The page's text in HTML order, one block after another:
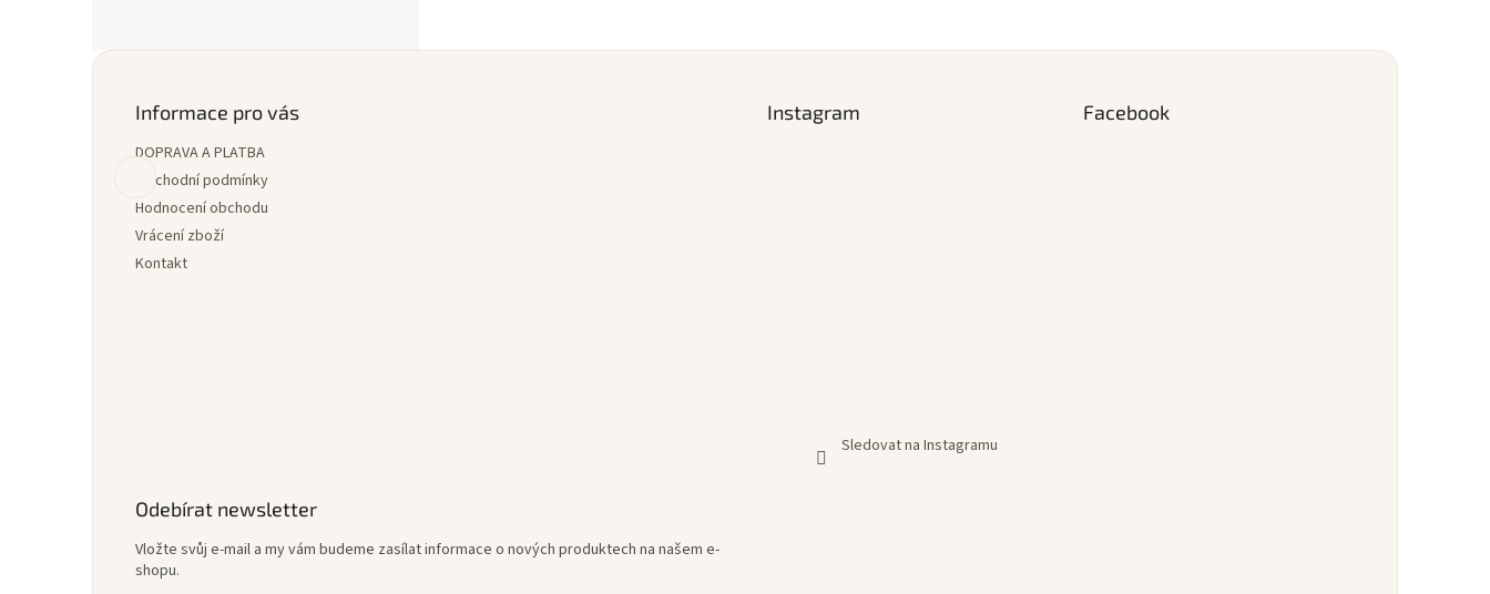
Informace pro vás
DOPRAVA A PLATBA
Obchodní podmínky
Hodnocení obchodu
Vrácení zboží
Kontakt
Instagram
Sledovat na Instagramu
Facebook
Odebírat newsletter
Vložte svůj e-mail a my vám budeme zasílat informace o nových produktech na našem e-
shopu.